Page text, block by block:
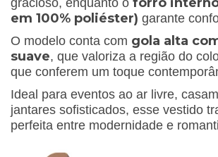
gracioso, enquanto o
em 100% poliéster) garante
O modelo conta com gola alta
suave, que valoriza a região do
que conferem um toque
Ideal para eventos ao ar livre,
jantares sofisticados, esse vestido
perfeita entre modernidade e